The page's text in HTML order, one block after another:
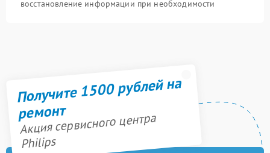
восстановление информации при необходимости
Получите 1500 рублей на
ремонт
Акция сервисного центра
Philips